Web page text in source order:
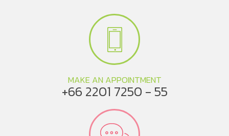
MAKE AN APPOINTMENT
+66 2201 7250 - 55